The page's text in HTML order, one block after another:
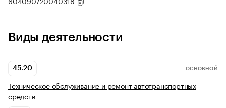
Виды деятельности
45.20 ОСНОВНОЙ
Техническое обслуживание и ремонт автотранспортных
средств